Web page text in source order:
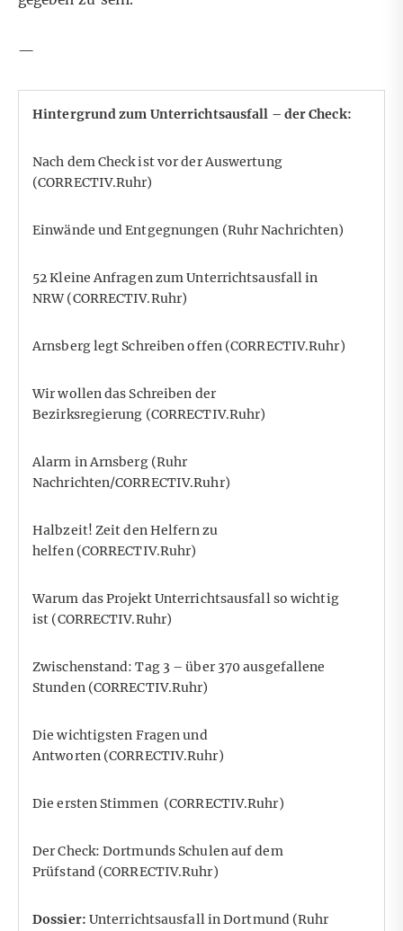
—
Hintergrund zum Unterrichtsausfall – der Check:
Nach dem Check ist vor der Auswertung
(CORRECTIV.Ruhr)
Einwände und Entgegnungen (Ruhr Nachrichten)
52 Kleine Anfragen zum Unterrichtsausfall in
NRW(CORRECTIV.Ruhr)
Arnsberg legt Schreiben offen (CORRECTIV.Ruhr)
Wir wollen das Schreiben der
Bezirksregierung (CORRECTIV.Ruhr)
Alarm in Arnsberg(Ruhr
Nachrichten/CORRECTIV.Ruhr)
Halbzeit! Zeit den Helfern zu
helfen (CORRECTIV.Ruhr)
Warum das Projekt Unterrichtsausfall so wichtig
ist (CORRECTIV.Ruhr)
Zwischenstand: Tag 3 – über 370 ausgefallene
Stunden (CORRECTIV.Ruhr)
Die wichtigsten Fragen und
Antworten (CORRECTIV.Ruhr)
Die ersten Stimmen (CORRECTIV.Ruhr)
Der Check: Dortmunds Schulen auf dem
Prüfstand (CORRECTIV.Ruhr)
Dossier: Unterrichtsausfall in Dortmund (Ruhr